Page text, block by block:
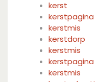
kerst
kerstpagina
kerstmis
kerstdorp
kerstmis
kerstpagina
kerstmis